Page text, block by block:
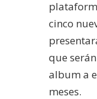
cinco
que
album a
meses.